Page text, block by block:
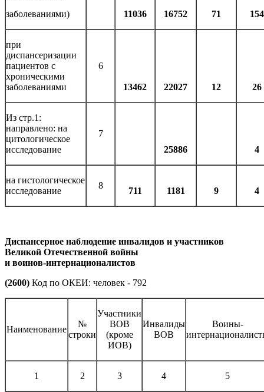
заболеваниями)
11036 16752 71 154
при
диспансеризации
пациентов с
хроническими
заболеваниями
6
13462 22027 12 26
Из стр.1:
направлено: на
цитологическое
исследование
7
25886
4
на гистологическое
исследование
8
711 1181 9 4
Диспансерное наблюдение инвалидов и участников
Великой Отечественной войны
и воинов-интернационалистов
(2600) Код по ОКЕИ: человек - 792
Наименование
№
строки
Участники
ВОВ
(кроме
ИОВ)
Инвалиды
ВОВ
Воины-
1 2 3 4 5